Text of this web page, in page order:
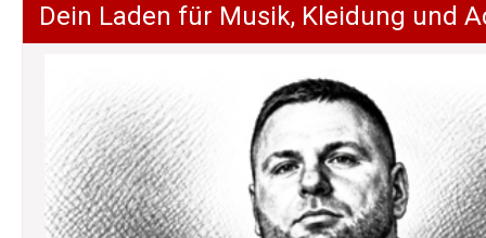
Dein Laden für Musik, Kleidung und